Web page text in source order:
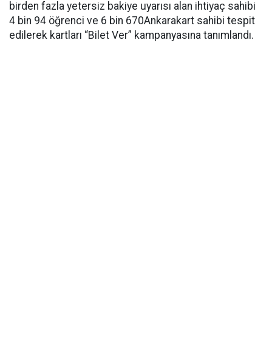
birden fazla yetersiz bakiye uyarısı alan ihtiyaç sahibi
4 bin 94 öğrenci ve 6 bin 670Ankarakart sahibi tespit
edilerek kartları “Bilet Ver” kampanyasına tanımlandı.